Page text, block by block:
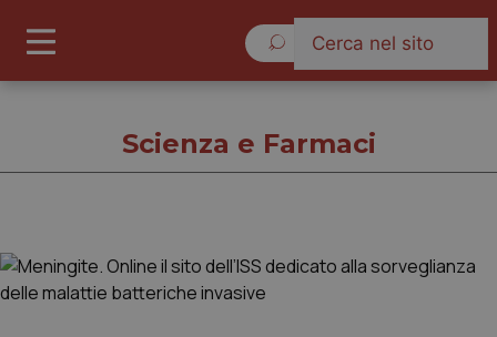
Scienza e Farmaci